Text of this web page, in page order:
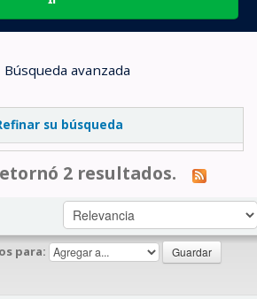
Búsqueda avanzada
su búsqueda
2 resultados.
para: